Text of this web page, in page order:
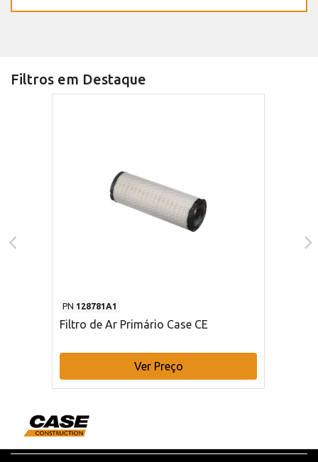
Filtros em Destaque
PN 128781A1
Filtro de Ar Primário Case CE
Ver Preço